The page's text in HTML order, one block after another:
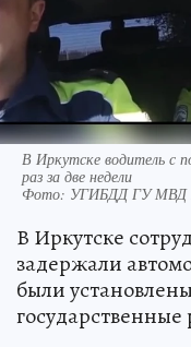
В Иркутске водитель с
раз за две недели
Фото: УГИБДД ГУ МВД
В Иркутске
задержали
были